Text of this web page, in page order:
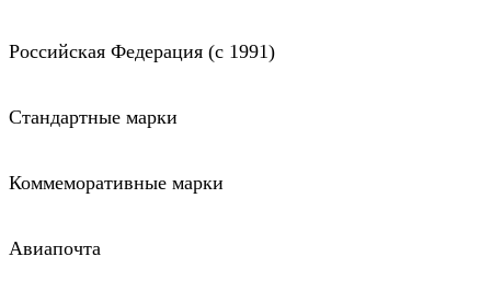
Российская Федерация (c 1991)
Стандартные марки
Коммеморативные марки
Авиапочта